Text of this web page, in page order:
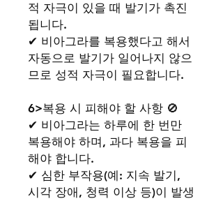
적 자극이 있을 때 발기가 촉진
됩니다.
✔ 비아그라를 복용했다고 해서
자동으로 발기가 일어나지 않으
므로 성적 자극이 필요합니다.
6>복용 시 피해야 할 사항 🚫
✔ 비아그라는 하루에 한 번만
복용해야 하며, 과다 복용을 피
해야 합니다.
✔ 심한 부작용(예: 지속 발기,
시각 장애, 청력 이상 등)이 발생